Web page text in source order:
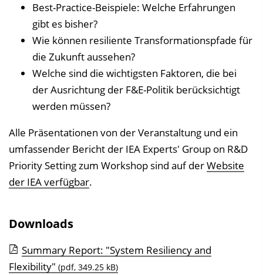
Best-Practice-Beispiele: Welche Erfahrungen
gibt es bisher?
Wie können resiliente Transformationspfade für
die Zukunft aussehen?
Welche sind die wichtigsten Faktoren, die bei
der Ausrichtung der F&E-Politik berücksichtigt
werden müssen?
Alle Präsentationen von der Veranstaltung und ein
umfassender Bericht der IEA Experts' Group on R&D
Priority Setting zum Workshop sind auf derWebsite
der IEA verfügbar.
Downloads
Summary Report: "System Resiliency and
Flexibility" (pdf, 349.25 kB)